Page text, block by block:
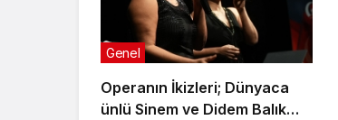
Operanın İkizleri; Dünyaca
ünlü Sinem ve Didem Balık
Genel